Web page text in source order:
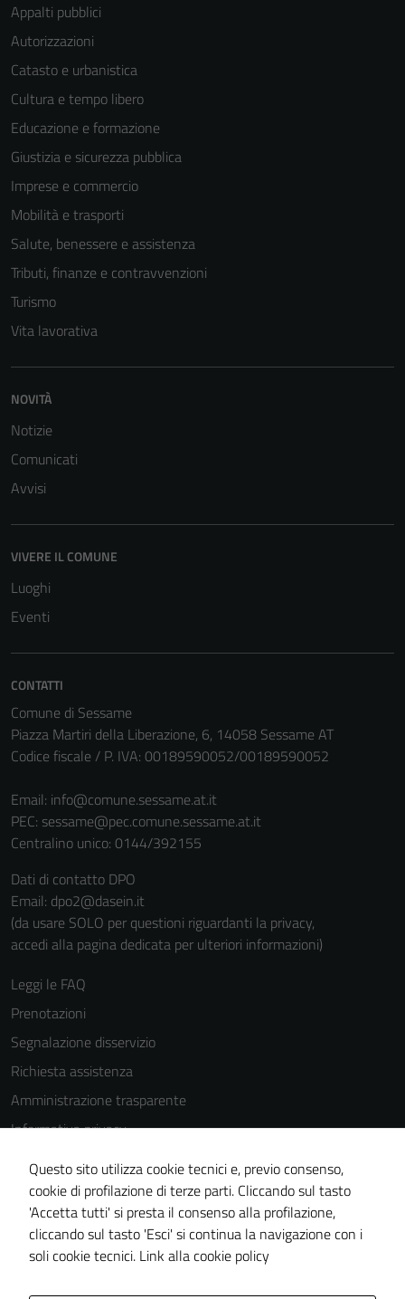
Appalti pubblici
Autorizzazioni
Catasto e urbanistica
Cultura e tempo libero
Educazione e formazione
Giustizia e sicurezza pubblica
Imprese e commercio
Mobilità e trasporti
Salute, benessere e assistenza
Tributi, finanze e contravvenzioni
Turismo
Vita lavorativa
NOVITÀ
Notizie
Comunicati
Avvisi
VIVERE IL COMUNE
Luoghi
Eventi
CONTATTI
Comune di Sessame
Piazza Martiri della Liberazione, 6, 14058 Sessame AT
Codice fiscale / P. IVA: 00189590052/00189590052
Email: info@comune.sessame.at.it
PEC: sessame@pec.comune.sessame.at.it
Centralino unico: 0144/392155
Dati di contatto DPO
Email: dpo2@dasein.it
(da usare SOLO per questioni riguardanti la privacy,
accedi alla pagina dedicata per ulteriori informazioni)
Leggi le FAQ
Prenotazioni
Segnalazione disservizio
Richiesta assistenza
Amministrazione trasparente
Informativa privacy
Cookie Policy
Note legali
Dichiarazione di accessibilità
Piano di miglioramento del sito
Questo sito utilizza cookie tecnici e, previo consenso,
cookie di profilazione di terze parti. Cliccando sul tasto
'Accetta tutti' si presta il consenso alla profilazione,
cliccando sul tasto 'Esci' si continua la navigazione con i
soli cookie tecnici. Link alla cookie policy
disabilitati.
Questi cookie
non raccolgono
informazioni
personali.